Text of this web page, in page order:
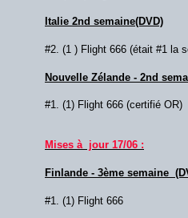
Italie 2nd semaine(DVD)
#2. (1 ) Flight 666 (était #1 la
Nouvelle Zélande - 2nd
#1. (1) Flight 666 (certifié OR)
Mises à jour 17/06 :
Finlande - 3ème semaine
#1. (1) Flight 666